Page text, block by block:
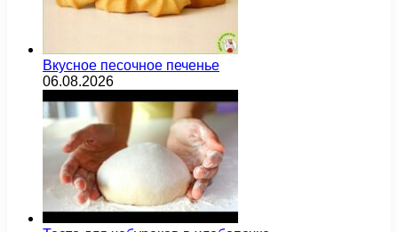
Вкусное песочное печенье
06.08.2026